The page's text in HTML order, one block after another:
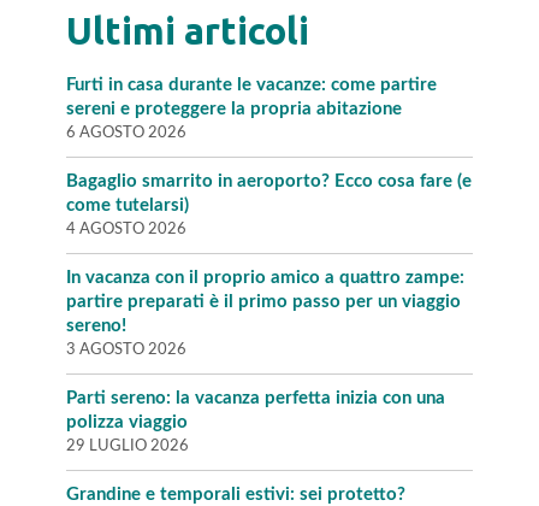
Ultimi articoli
Furti in casa durante le vacanze: come partire
sereni e proteggere la propria abitazione
6 AGOSTO 2026
Bagaglio smarrito in aeroporto? Ecco cosa fare (e
come tutelarsi)
4 AGOSTO 2026
In vacanza con il proprio amico a quattro zampe:
partire preparati è il primo passo per un viaggio
sereno!
3 AGOSTO 2026
Parti sereno: la vacanza perfetta inizia con una
polizza viaggio
29 LUGLIO 2026
Grandine e temporali estivi: sei protetto?